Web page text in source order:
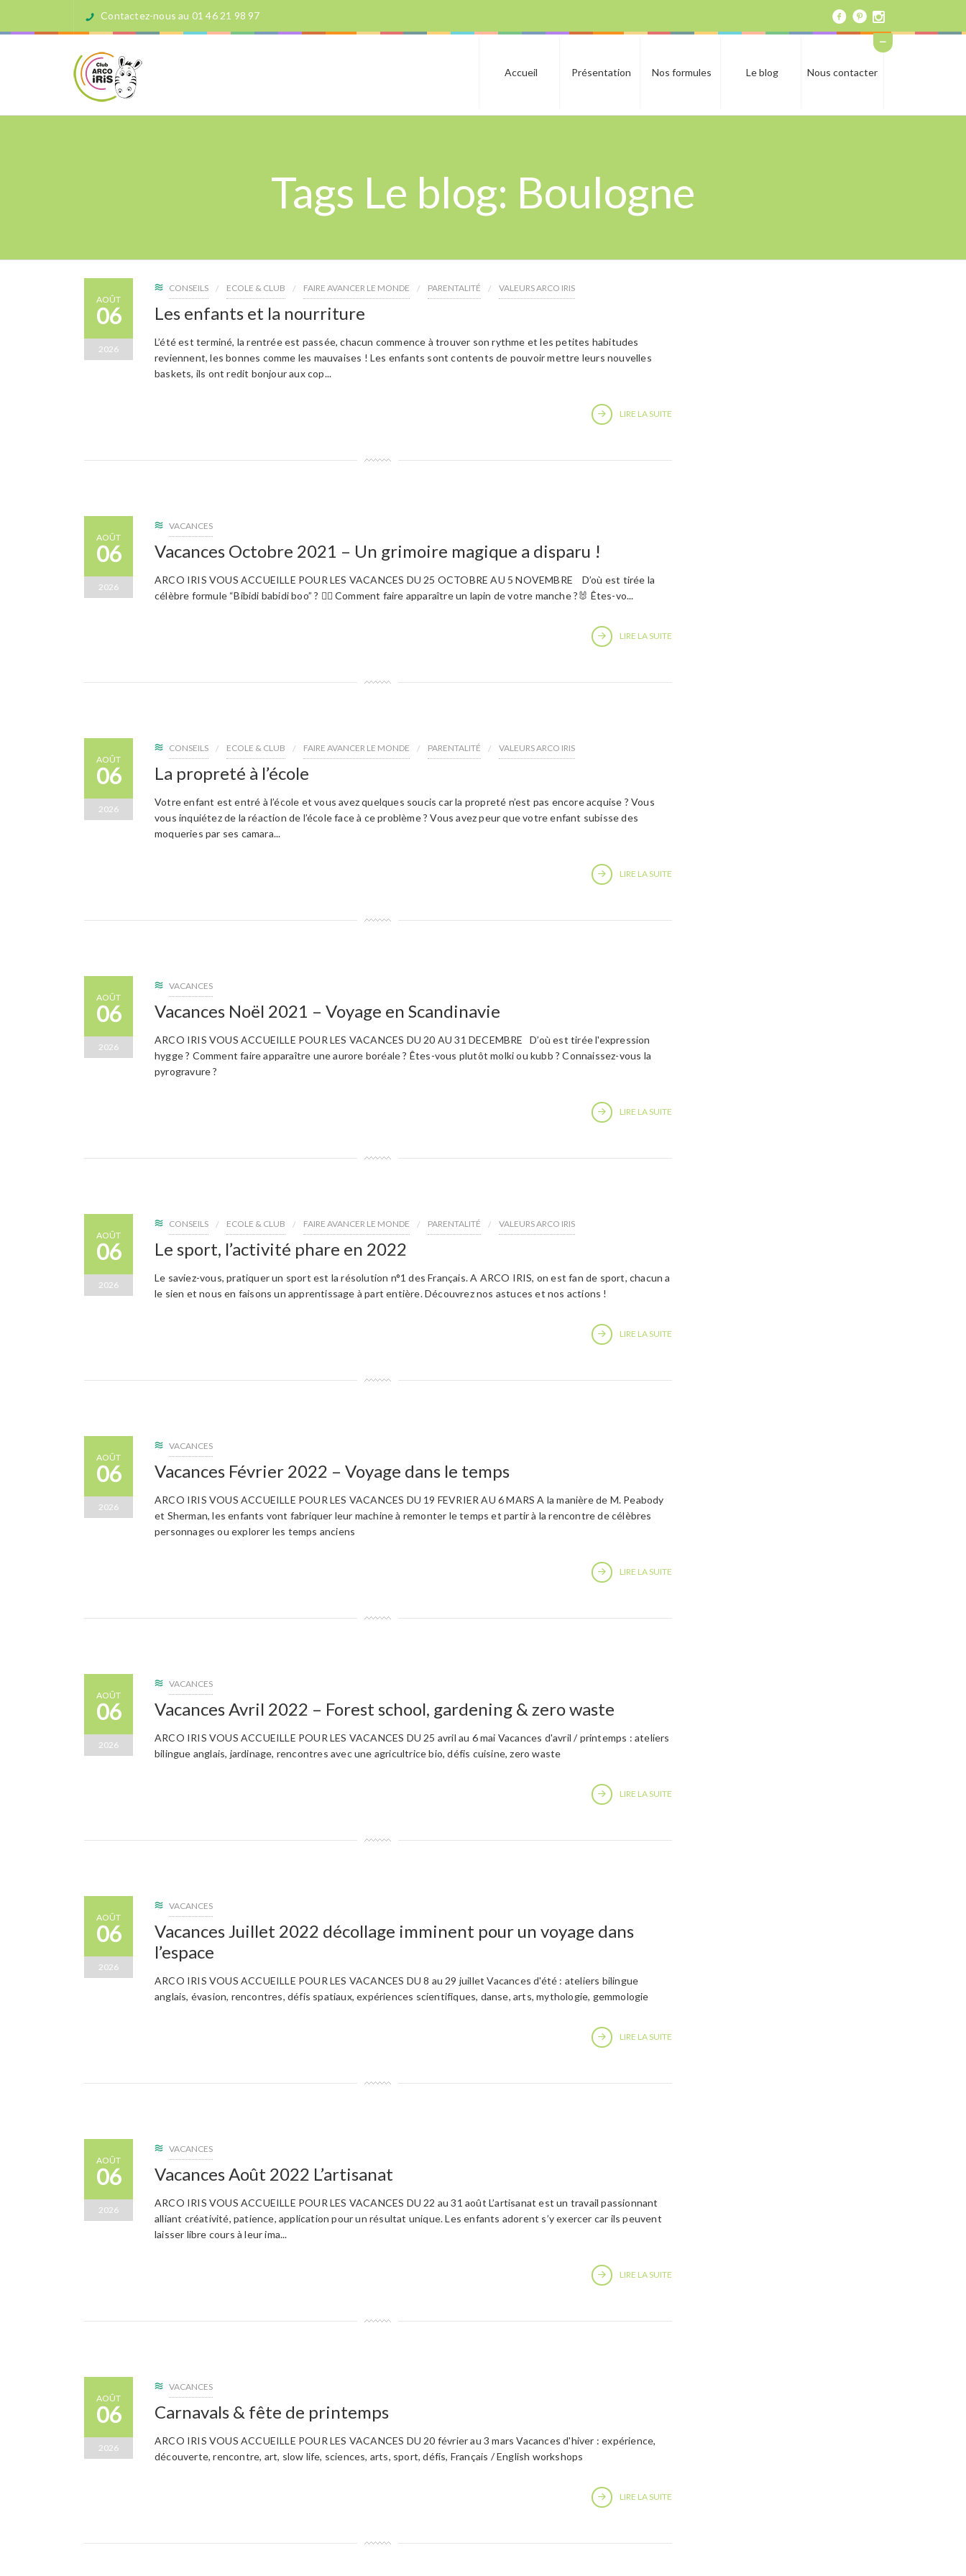
Contactez-nous au 01 46 21 98 97
Accueil Présentation Nos formules Le blog Nous contacter
Tags Le blog: Boulogne
AOÛT
06
2026
CONSEILS ECOLE & CLUB FAIRE AVANCER LE MONDE PARENTALITÉ VALEURS ARCO IRIS
Les enfants et la nourriture
L’été est terminé, la rentrée est passée, chacun commence à trouver son rythme et les petites habitudes
reviennent, les bonnes comme les mauvaises ! Les enfants sont contents de pouvoir mettre leurs nouvelles
baskets, ils ont redit bonjour aux cop...
LIRE LA SUITE
AOÛT
06
2026
VACANCES
Vacances Octobre 2021 – Un grimoire magique a disparu !
ARCO IRIS VOUS ACCUEILLE POUR LES VACANCES DU 25 OCTOBRE AU 5 NOVEMBRE D’où est tirée la
célèbre formule “Bibidi babidi boo” ? 🧙‍♂️ Comment faire apparaître un lapin de votre manche ?🐰 Êtes-vo...
LIRE LA SUITE
AOÛT
06
2026
CONSEILS ECOLE & CLUB FAIRE AVANCER LE MONDE PARENTALITÉ VALEURS ARCO IRIS
La propreté à l’école
Votre enfant est entré à l’école et vous avez quelques soucis car la propreté n’est pas encore acquise ? Vous
vous inquiétez de la réaction de l’école face à ce problème ? Vous avez peur que votre enfant subisse des
moqueries par ses camara...
LIRE LA SUITE
AOÛT
06
2026
VACANCES
Vacances Noël 2021 – Voyage en Scandinavie
ARCO IRIS VOUS ACCUEILLE POUR LES VACANCES DU 20 AU 31 DECEMBRE D’où est tirée l'expression
hygge ? Comment faire apparaître une aurore boréale ? Êtes-vous plutôt molki ou kubb ? Connaissez-vous la
pyrogravure ?
LIRE LA SUITE
AOÛT
06
2026
CONSEILS ECOLE & CLUB FAIRE AVANCER LE MONDE PARENTALITÉ VALEURS ARCO IRIS
Le sport, l’activité phare en 2022
Le saviez-vous, pratiquer un sport est la résolution n°1 des Français. A ARCO IRIS, on est fan de sport, chacun a
le sien et nous en faisons un apprentissage à part entière. Découvrez nos astuces et nos actions !
LIRE LA SUITE
AOÛT
06
2026
VACANCES
Vacances Février 2022 – Voyage dans le temps
ARCO IRIS VOUS ACCUEILLE POUR LES VACANCES DU 19 FEVRIER AU 6 MARS A la manière de M. Peabody
et Sherman, les enfants vont fabriquer leur machine à remonter le temps et partir à la rencontre de célèbres
personnages ou explorer les temps anciens
LIRE LA SUITE
AOÛT
06
2026
VACANCES
Vacances Avril 2022 – Forest school, gardening & zero waste
ARCO IRIS VOUS ACCUEILLE POUR LES VACANCES DU 25 avril au 6 mai Vacances d'avril / printemps : ateliers
bilingue anglais, jardinage, rencontres avec une agricultrice bio, défis cuisine, zero waste
LIRE LA SUITE
AOÛT
06
2026
VACANCES
Vacances Juillet 2022 décollage imminent pour un voyage dans
l’espace
ARCO IRIS VOUS ACCUEILLE POUR LES VACANCES DU 8 au 29 juillet Vacances d'été : ateliers bilingue
anglais, évasion, rencontres, défis spatiaux, expériences scientifiques, danse, arts, mythologie, gemmologie
LIRE LA SUITE
AOÛT
06
2026
VACANCES
Vacances Août 2022 L’artisanat
ARCO IRIS VOUS ACCUEILLE POUR LES VACANCES DU 22 au 31 août L’artisanat est un travail passionnant
alliant créativité, patience, application pour un résultat unique. Les enfants adorent s’y exercer car ils peuvent
laisser libre cours à leur ima...
LIRE LA SUITE
AOÛT
06
2026
VACANCES
Carnavals & fête de printemps
ARCO IRIS VOUS ACCUEILLE POUR LES VACANCES DU 20 février au 3 mars Vacances d'hiver : expérience,
découverte, rencontre, art, slow life, sciences, arts, sport, défis, Français / English workshops
LIRE LA SUITE